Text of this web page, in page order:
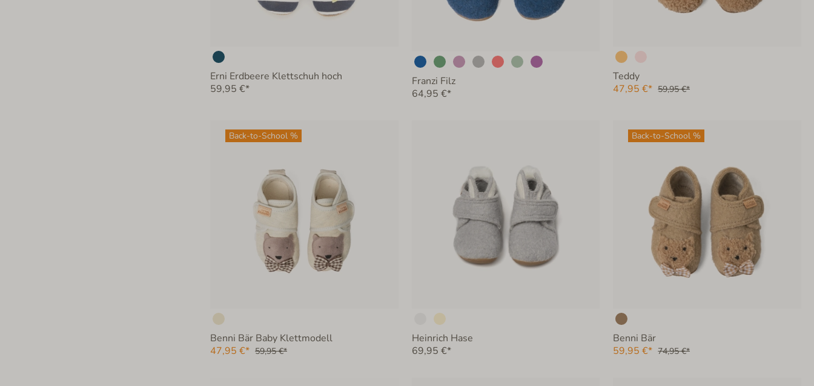
Erni Erdbeere Klettschuh hoch
59,95 €*
Franzi Filz
64,95 €*
Teddy
47,95 €* 59,95 €*
Back-to-School %
Benni Bär Baby Klettmodell
47,95 €* 59,95 €*
Heinrich Hase
69,95 €*
Back-to-School %
Benni Bär
59,95 €* 74,95 €*